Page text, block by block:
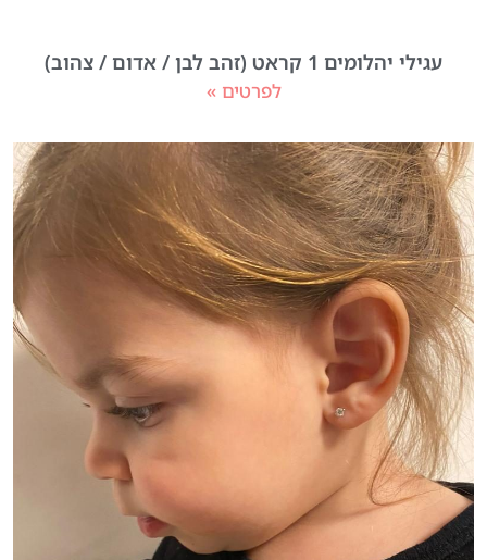
עגילי יהלומים 1 קראט (זהב לבן / אדום / צהוב)
לפרטים »